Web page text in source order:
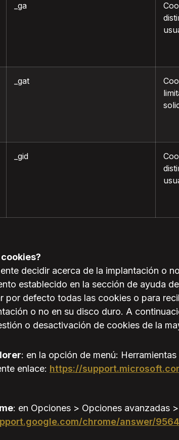
_ga
_gat
_gid
decidir acerca de la implantación o
establecido en la sección de ayuda
por defecto todas las cookies o para
o no en su disco duro. A
o desactivación de cookies de la
: en la opción de menú:
enlace: https://
: en Opciones > Opciones avanzadas
chrome/answer/